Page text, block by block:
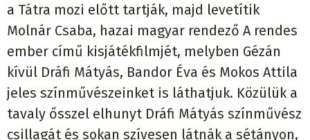
a Tátra mozi előtt tartják, majd levetítik
Molnár Csaba, hazai magyar rendező A rendes
ember című kisjátékfilmjét, melyben Gézán
kívül Dráfi Mátyás, Bandor Éva és Mokos Attila
jeles színművészeinket is láthatjuk. Közülük a
tavaly ősszel elhunyt Dráfi Mátyás színművész
csillagát és sokan szívesen látnák a sétányon,